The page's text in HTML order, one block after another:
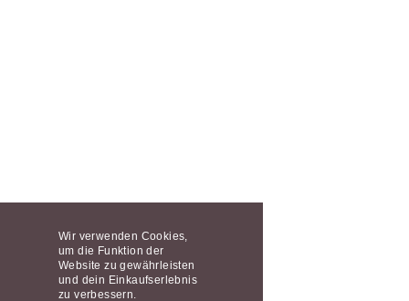
Wir verwenden Cookies,
um die Funktion der
Website zu gewährleisten
und dein Einkaufserlebnis
zu verbessern.